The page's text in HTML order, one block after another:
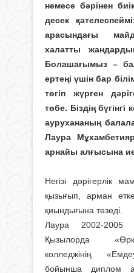
немесе бәрінен
десек
арасындағы
халатты
Болашағымыз –
ертеңі үшін бар
төгіп жүрген
төбе. Біздің бүгінгі
аурухананың
Лаура
арнайы алғысына
Негізі дәрігерлік
қызығып, арман
қиындығына төзеді.
Лаура 2002-2005
Қызылорда
колледжінің
бойынша диплом